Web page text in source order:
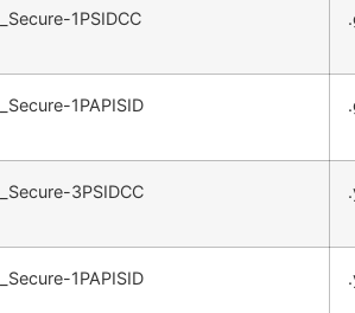
__Secure-1PSIDCC
__Secure-1PAPISID
__Secure-3PSIDCC
__Secure-1PAPISID